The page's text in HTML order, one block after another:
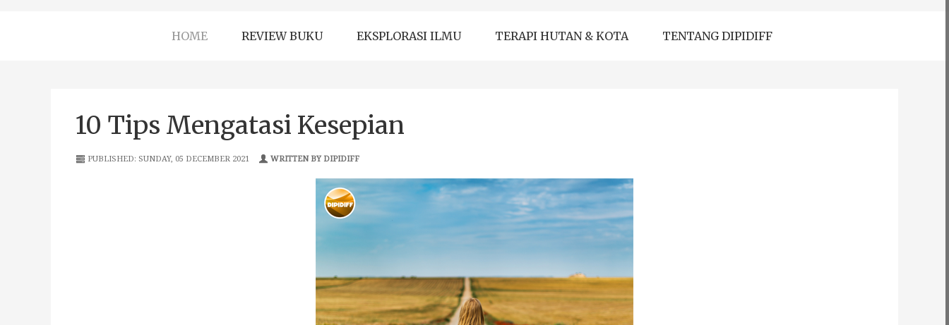
HOME REVIEW BUKU EKSPLORASI ILMU TERAPI HUTAN & KOTA TENTANG DIPIDIFF
10 Tips Mengatasi Kesepian
PUBLISHED: SUNDAY, 05 DECEMBER 2021 WRITTEN BY DIPIDIFF